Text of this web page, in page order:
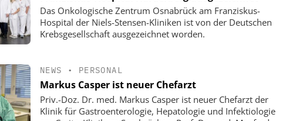
Das Onkologische Zentrum Osnabrück am Franziskus-
Hospital der Niels-Stensen-Kliniken ist von der Deutschen
Krebsgesellschaft ausgezeichnet worden.
NEWS • PERSONAL
Markus Casper ist neuer Chefarzt
Priv.-Doz. Dr. med. Markus Casper ist neuer Chefarzt der
Klinik für Gastroenterologie, Hepatologie und Infektiologie